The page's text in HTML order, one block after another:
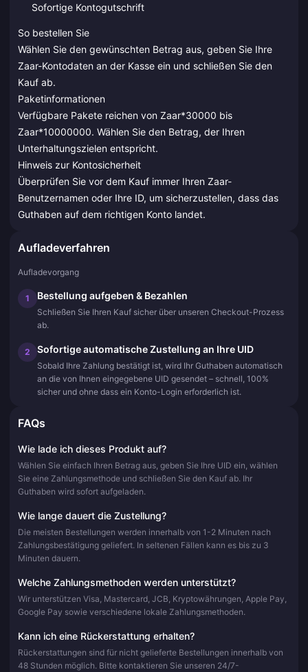
Sofortige Kontogutschrift
So bestellen Sie
Wählen Sie den gewünschten Betrag aus, geben Sie Ihre
Zaar-Kontodaten an der Kasse ein und schließen Sie den
Kauf ab.
Paketinformationen
Verfügbare Pakete reichen von Zaar*30000 bis
Zaar*10000000. Wählen Sie den Betrag, der Ihren
Unterhaltungszielen entspricht.
Hinweis zur Kontosicherheit
Überprüfen Sie vor dem Kauf immer Ihren Zaar-
Benutzernamen oder Ihre ID, um sicherzustellen, dass das
Guthaben auf dem richtigen Konto landet.
Aufladeverfahren
Aufladevorgang
1 Bestellung aufgeben & Bezahlen
Schließen Sie Ihren Kauf sicher über unseren Checkout-Prozess
ab.
2 Sofortige automatische Zustellung an Ihre UID
Sobald Ihre Zahlung bestätigt ist, wird Ihr Guthaben automatisch
an die von Ihnen eingegebene UID gesendet – schnell, 100%
sicher und ohne dass ein Konto-Login erforderlich ist.
FAQs
Wie lade ich dieses Produkt auf?
Wählen Sie einfach Ihren Betrag aus, geben Sie Ihre UID ein, wählen
Sie eine Zahlungsmethode und schließen Sie den Kauf ab. Ihr
Guthaben wird sofort aufgeladen.
Wie lange dauert die Zustellung?
Die meisten Bestellungen werden innerhalb von 1-2 Minuten nach
Zahlungsbestätigung geliefert. In seltenen Fällen kann es bis zu 3
Minuten dauern.
Welche Zahlungsmethoden werden unterstützt?
Wir unterstützen Visa, Mastercard, JCB, Kryptowährungen, Apple Pay,
Google Pay sowie verschiedene lokale Zahlungsmethoden.
Kann ich eine Rückerstattung erhalten?
Rückerstattungen sind für nicht gelieferte Bestellungen innerhalb von
48 Stunden möglich. Bitte kontaktieren Sie unseren 24/7-